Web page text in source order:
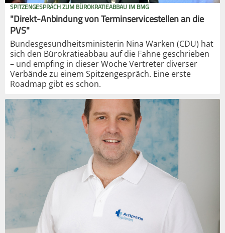
SPITZENGESPRÄCH ZUM BÜROKRATIEABBAU IM BMG
"Direkt-Anbindung von Terminservicestellen an die
PVS"
Bundesgesundheitsministerin Nina Warken (CDU) hat
sich den Bürokratieabbau auf die Fahne geschrieben
– und empfing in dieser Woche Vertreter diverser
Verbände zu einem Spitzengespräch. Eine erste
Roadmap gibt es schon.